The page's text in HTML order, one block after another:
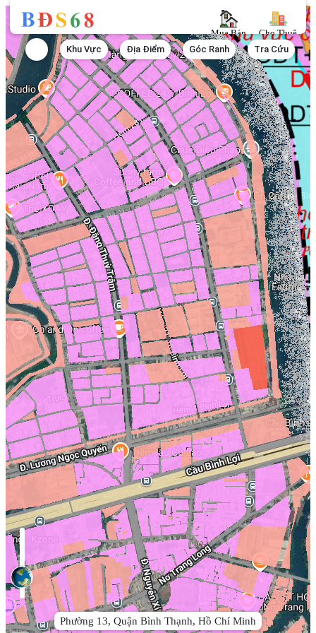
Mua Bán Cho Thuê
Phường 13, Quận Bình Thạnh, Hồ Chí Minh
Khu Vực Địa Điểm Góc Ranh Tra Cứu